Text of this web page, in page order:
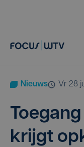
Nieuws vr 28
krijgt